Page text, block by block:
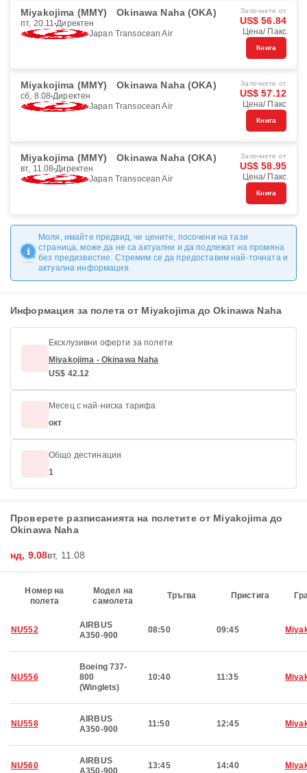
Miyakojima (MMY) Okinawa Naha (OKA)
пт, 20.11 Директен
Japan Transocean Air
Започнете от
US$ 56.84
Цена/ Пакс
Книга
Miyakojima (MMY) Okinawa Naha (OKA)
сб, 8.08 Директен
Japan Transocean Air
Започнете от
US$ 57.12
Цена/ Пакс
Книга
Miyakojima (MMY) Okinawa Naha (OKA)
вт, 11.08 Директен
Japan Transocean Air
Започнете от
US$ 58.95
Цена/ Пакс
Книга
Моля, имайте предвид, че цените, посочени на тази
страница, може да не са актуални и да подлежат на промяна
без предизвестие. Стремим се да предоставим най-точната и
актуална информация.
Информация за полета от Miyakojima до Okinawa Naha
Ексклузивни оферти за полети
Miyakojima - Okinawa Naha
US$ 42.12
Месец с най-ниска тарифа
окт
Общо дестинации
1
Проверете разписанията на полетите от Miyakojima до
Okinawa Naha
нд, 9.08вт, 11.08
Номер на
полета
Модел на
самолета
Тръгва Пристига
NU552
AIRBUS
A350-900
08:50 09:45
NU556
Boeing 737-
800
(Winglets)
10:40 11:35
NU558
AIRBUS
A350-900
11:50 12:45
NU560
AIRBUS
A350-900
13:45 14:40